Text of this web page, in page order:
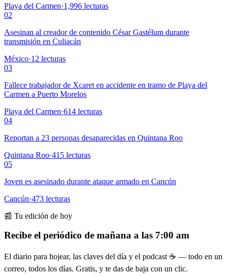
Playa del Carmen·1,996 lecturas
02
Asesinan al creador de contenido César Gastélum durante
transmisión en Culiacán
México·12 lecturas
03
Fallece trabajador de Xcaret en accidente en tramo de Playa del
Carmen a Puerto Morelos
Playa del Carmen·614 lecturas
04
Reportan a 23 personas desaparecidas en Quintana Roo
Quintana Roo·415 lecturas
05
Joven es asesinado durante ataque armado en Cancún
Cancún·473 lecturas
📰 Tu edición de hoy
Recibe el periódico de mañana a las 7:00 am
El diario para hojear, las claves del día y el podcast ☕ — todo en un
correo, todos los días. Gratis, y te das de baja con un clic.